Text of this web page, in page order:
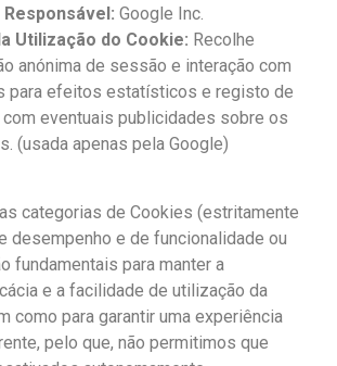
Responsável: Google Inc.
Utilização do Cookie: Recolhe
anónima de sessão e interação com
para efeitos estatísticos e registo de
eventuais publicidades sobre os
(usada apenas pela Google)
categorias de Cookies (estritamente
desempenho e de funcionalidade ou
fundamentais para manter a
e a facilidade de utilização da
como para garantir uma experiência
pelo que, não permitimos que